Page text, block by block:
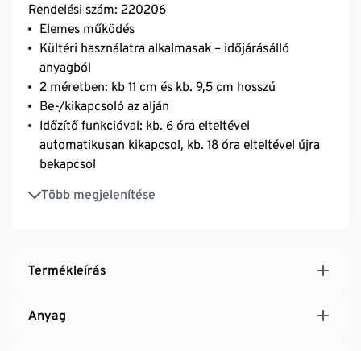
Rendelési szám: 220206
Elemes működés
Kültéri használatra alkalmasak – időjárásálló
anyagból
2 méretben: kb 11 cm és kb. 9,5 cm hosszú
Be-/kikapcsoló az alján
Időzítő funkcióval: kb. 6 óra elteltével
automatikusan kikapcsol, kb. 18 óra elteltével újra
bekapcsol
Több megjelenítése
Elemekkel
Termékleírás
Anyag